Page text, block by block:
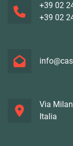
+39 02
+39 02
Via
Italia